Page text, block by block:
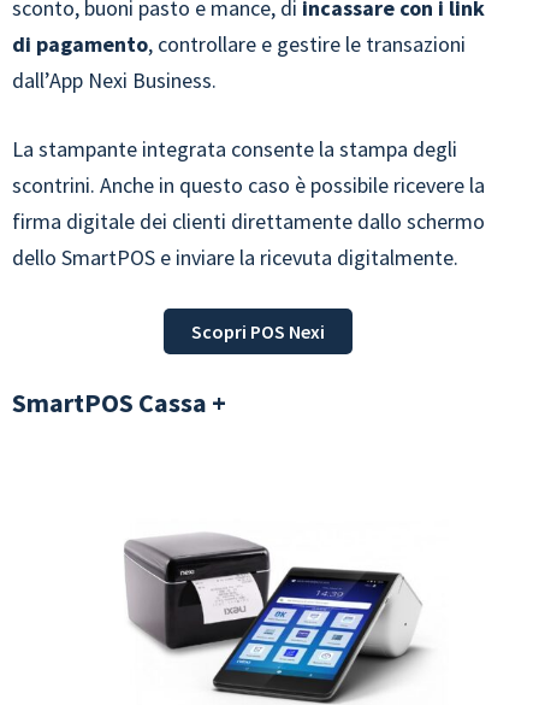
sconto, buoni pasto e mance, di incassare con i link
di pagamento, controllare e gestire le transazioni
dall’App Nexi Business.
La stampante integrata consente la stampa degli
scontrini. Anche in questo caso è possibile ricevere la
firma digitale dei clienti direttamente dallo schermo
dello SmartPOS e inviare la ricevuta digitalmente.
Scopri POS Nexi
SmartPOS Cassa +